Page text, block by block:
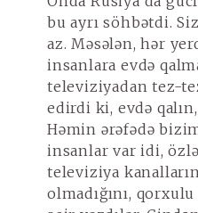
bu ayrı söhbətdi.
az. Məsələn, hər
insanlara evdə
televiziyadan tez-
edirdi ki, evdə
Həmin ərəfədə
insanlar var idi,
televiziya
olmadığını,